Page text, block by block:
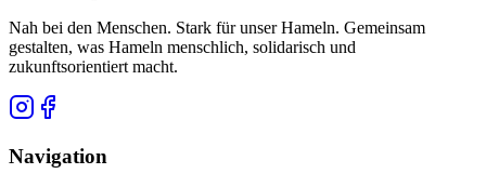
Nah bei den Menschen. Stark für unser Hameln. Gemeinsam
gestalten, was Hameln menschlich, solidarisch und
zukunftsorientiert macht.
Navigation